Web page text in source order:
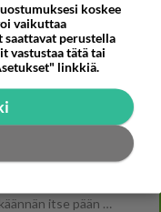
Osallistu keskusteluun
Tiesitkö? Martina Aitolehden isäpuoli on tämä suosittu laulaja
109
Mutta mies vain tuijottaa, siinä vaiheessa käännän itse pään pois. Mikä juttu? Yleensä jos joku tuijottaa tai katsoo, hä
koskee
vaikuttaa
saattavat perustella
vastustaa tätä tai
linkkiä.